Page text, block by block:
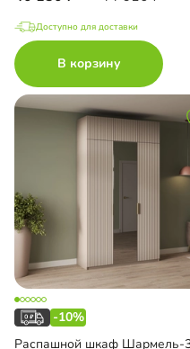
Доступно для доставки
В корзину
-10%